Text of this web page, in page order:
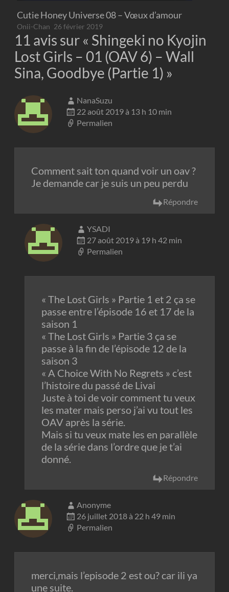
Cutie Honey Universe 08 – Vœux d’amour
Onii-Chan 26 février 2019
11 avis sur « Shingeki no Kyojin
Lost Girls – 01 (OAV 6) – Wall
Sina, Goodbye (Partie 1) »
NanaSuzu
22 août 2019 à 13 h 10 min
Permalien
Comment sait ton quand voir un oav ?
Je demande car je suis un peu perdu
Répondre
YSADI
27 août 2019 à 19 h 42 min
Permalien
« The Lost Girls » Partie 1 et 2 ça se
passe entre l’épisode 16 et 17 de la
saison 1
« The Lost Girls » Partie 3 ça se
passe à la fin de l’épisode 12 de la
saison 3
« A Choice With No Regrets » c’est
l’histoire du passé de Livai
Juste à toi de voir comment tu veux
les mater mais perso j’ai vu tout les
OAV après la série.
Mais si tu veux mate les en parallèle
de la série dans l’ordre que je t’ai
donné.
Répondre
Anonyme
26 juillet 2018 à 22 h 49 min
Permalien
merci,mais l’episode 2 est ou? car ili ya
une suite.